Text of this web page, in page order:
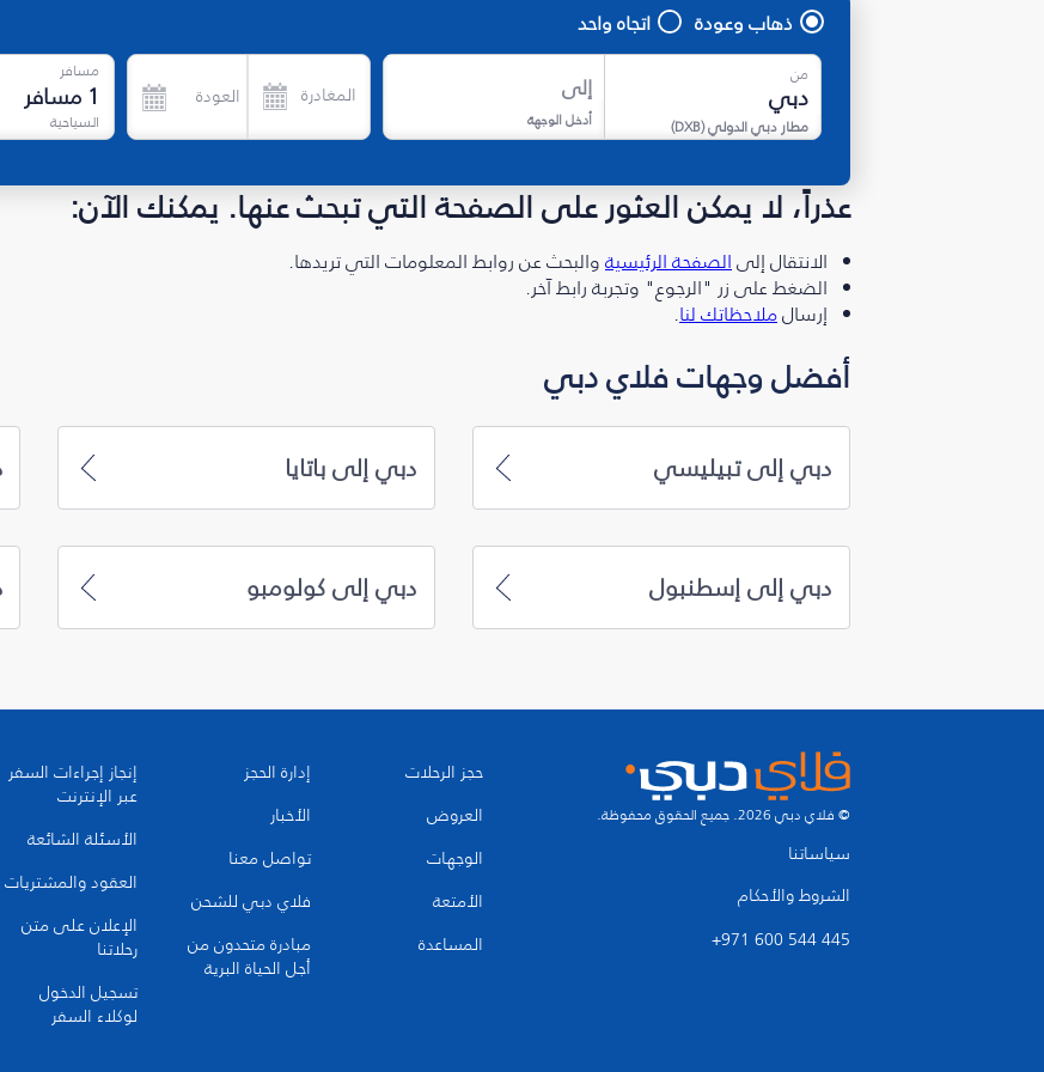
ذهاب وعودة اتجاه واحد
من
مطار دبي الدولي(
DXB
)
إلى
أدخل الوجهة
المغادرة العودة
مسافر
1 مسافر
السياحية
عذراً، لا يمكن العثور على الصفحة التي تبحث عنها. يمكنك الآن:
الانتقال إلى الصفحة الرئيسية والبحث عن روابط المعلومات التي تريدها.
الضغط على زر "الرجوع" وتجربة رابط آخر.
إرسالملاحظاتك لنا.
أفضل وجهات فلاي دبي
دبي إلى تبيليسي دبي إلى باتايا
دبي إلى إسطنبول دبي إلى كولومبو
© فلاي دبي 2026. جميع الحقوق محفوظة.
سياساتنا
الشروط والأحكام
+971 600 544 445
حجز الرحلات
العروض
الوجهات
الأمتعة
المساعدة
إدارة الحجز
الأخبار
تواصل معنا
فلاي دبي للشحن
مبادرة متحدون من
أجل الحياة البرية
إنجاز إجراءات السفر
عبر الإنترنت
الأسئلة الشائعة
العقود والمشتريات
الإعلان على متن
رحلاتنا
تسجيل الدخول
لوكلاء السفر